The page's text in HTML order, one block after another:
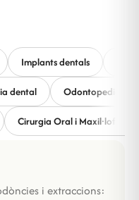
Implants dentals
dental Odontopediatria
Cirurgia Oral i Maxil·lofacial
i extraccions: